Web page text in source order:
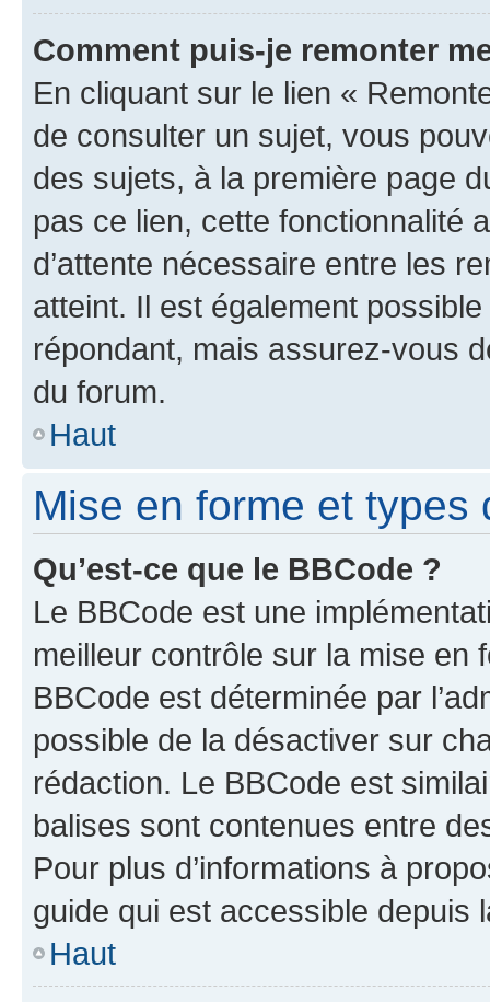
Comment puis-je remonter
En cliquant sur le lien «
de consulter un sujet, vous
des sujets, à la première page
pas ce lien, cette fonctionnalité
d’attente nécessaire entre les
atteint. Il est également
répondant, mais assurez-vous
du forum.
Haut
Mise en forme et types
Qu’est-ce que le BBCode ?
Le BBCode est une
meilleur contrôle sur la mise en
BBCode est déterminée par
possible de la désactiver sur
rédaction. Le BBCode est
balises sont contenues entre
Pour plus d’informations à
guide qui est accessible depuis
Haut